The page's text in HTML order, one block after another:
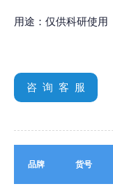
用途：仅供科研使用
咨 询 客 服
品牌 货号